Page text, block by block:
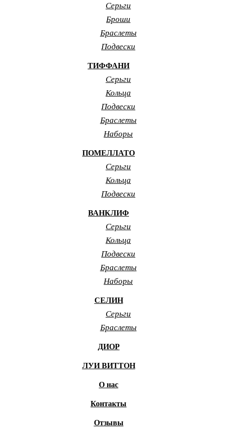
Серьги
Броши
Браслеты
Подвески
ТИФФАНИ
Серьги
Кольца
Подвески
Браслеты
Наборы
ПОМЕЛЛАТО
Серьги
Кольца
Подвески
ВАНКЛИФ
Серьги
Кольца
Подвески
Браслеты
Наборы
СЕЛИН
Серьги
Браслеты
ДИОР
ЛУИ ВИТТОН
О нас
Контакты
Отзывы